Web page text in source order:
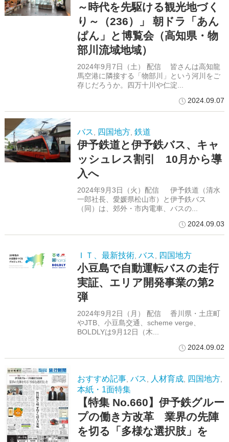
～時代を先駆ける観光地づく
り～（236）」 朝ドラ「あん
ぱん」と博覧会（高知県・物
部川流域地域）
2024年9月7日（土） 配信 皆さんは高知龍
馬空港に隣接する「物部川」という河川をご
存じだろうか。四万十川や仁淀...
2024.09.07
バス, 四国地方, 鉄道
伊予鉄道と伊予鉄バス、キャ
ッシュレス割引 10月から導
入へ
2024年9月3日（火）配信 伊予鉄道（清水
一郎社長、愛媛県松山市）と伊予鉄バス
（同）は、郊外・市内電車、バスの...
2024.09.03
ＩＴ、最新技術, バス, 四国地方
小豆島で自動運転バスの走行
実証、エリア開発事業の第2
弾
2024年9月2日（月） 配信 香川県・土庄町
やJTB、小豆島交通、scheme verge、
BOLDLYは9月12日（木...
2024.09.02
おすすめ記事, バス, 人材育成, 四国地方,
本紙・1面特集
【特集 No.660】伊予鉄グルー
プの働き方改革 業界の先陣
を切る「多様な選択肢」を